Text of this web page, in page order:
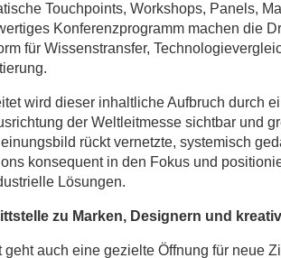
Touchpoints, Workshops, Panels,
Konferenzprogramm machen die
für Wissenstransfer,
wird dieser inhaltliche Aufbruch durch
der Weltleitmesse sichtbar und
rückt vernetzte, systemisch
konsequent in den Fokus und
Lösungen.
zu Marken, Designern und
geht auch eine gezielte Öffnung für neue